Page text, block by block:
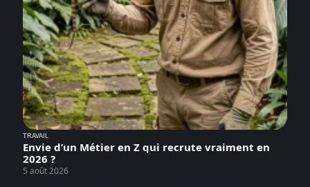
TRAVAIL
Envie d’un Métier en Z qui recrute vraiment en
2026 ?
5 août 2026